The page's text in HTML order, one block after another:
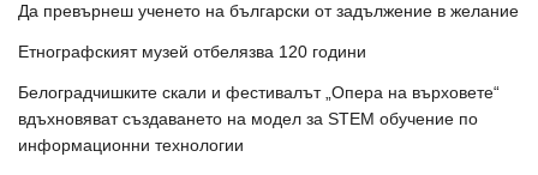
Да превърнеш ученето на български от задължение в желание
Етнографският музей отбелязва 120 години
Белоградчишките скали и фестивалът „Опера на върховете“
вдъхновяват създаването на модел за STEM обучение по
информационни технологии